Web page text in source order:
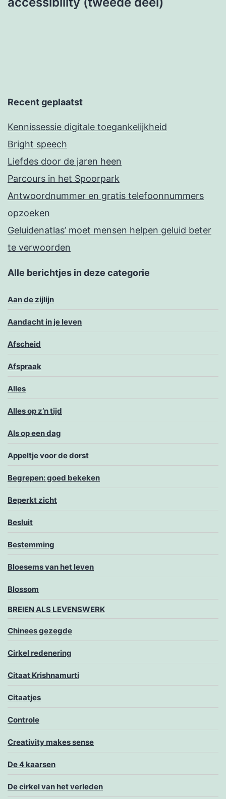
Recent geplaatst
Kennissessie digitale toegankelijkheid
Bright speech
Liefdes door de jaren heen
Parcours in het Spoorpark
Antwoordnummer en gratis telefoonnummers
opzoeken
Geluidenatlas’ moet mensen helpen geluid beter
te verwoorden
Alle berichtjes in deze categorie
Aan de zijlijn
Aandacht in je leven
Afscheid
Afspraak
Alles
Alles op z’n tijd
Als op een dag
Appeltje voor de dorst
Begrepen: goed bekeken
Beperkt zicht
Besluit
Bestemming
Bloesems van het leven
Blossom
BREIEN ALS LEVENSWERK
Chinees gezegde
Cirkel redenering
Citaat Krishnamurti
Citaatjes
Controle
Creativity makes sense
De 4 kaarsen
De cirkel van het verleden